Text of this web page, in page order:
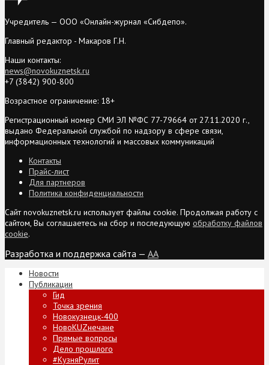
Учредитель — ООО «Онлайн-журнал «Сибдепо».
Главный редактор - Макаров Г.Н.
Наши контакты:
news@novokuznetsk.ru
+7 (3842) 900-800
Возрастное ограничение: 18+
Регистрационный номер СМИ ЭЛ №ФС 77-79664 от 27.11.2020 г.,
выдано Федеральной службой по надзору в сфере связи,
информационных технологий и массовых коммуникаций
Контакты
Прайс-лист
Для партнеров
Политика конфиденциальности
Сайт novokuznetsk.ru использует файлы cookie. Продолжая работу с
сайтом, Вы соглашаетесь на сбор и последующую обработку файлов
cookie.
Разработка и поддержка сайта — AA
Новости
Публикации
Гид
Точка зрения
Новокузнецк-400
НовоKUZнечане
Прямые вопросы
Дело прошлого
#КузняРулит